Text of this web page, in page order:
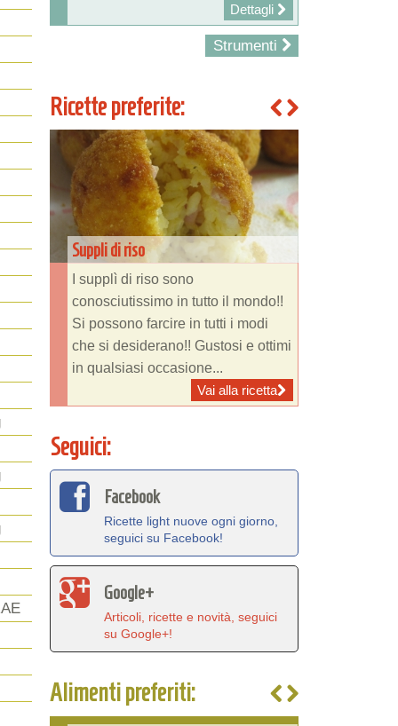
Dettagli
Strumenti
Ricette preferite:
Suppli di riso
I supplì di riso sono
conosciutissimo in tutto il mondo!!
Si possono farcire in tutti i modi
che si desiderano!! Gustosi e ottimi
in qualsiasi occasione...
Vai alla ricetta
Seguici:
Facebook
Ricette light nuove ogni giorno,
seguici su Facebook!
Google+
Articoli, ricette e novità, seguici
su Google+!
Alimenti preferiti: